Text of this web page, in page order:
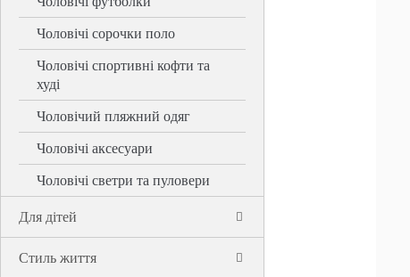
Чоловічі сорочки поло
Чоловічі спортивні кофти та
худі
Чоловічий пляжний одяг
Чоловічі аксесуари
Чоловічі светри та пуловери
Для дітей
Стиль життя